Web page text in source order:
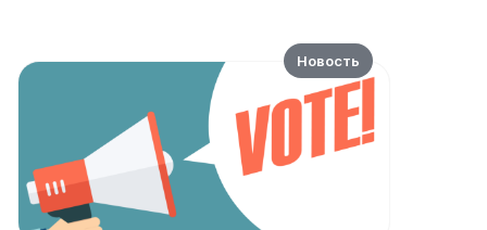
Новость